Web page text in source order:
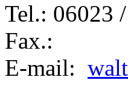
Tel.: 06023
Fax.:
E-mail: